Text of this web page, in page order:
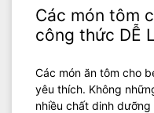
Các món tôm
công thức DỄ
Các món ăn tôm cho
yêu thích. Không
nhiều chất dinh